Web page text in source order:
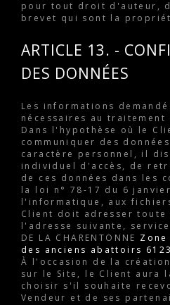
pour tout droit d'auteur,
brevet qui sont la
ARTICLE 13. -
DES DONNÉES
Les informations
nécessaires au traitement
Dans l'hypothèse où le
communiquer des
caractère personnel, il
individuel d'accès, de
de ces données dans les
la loi n° 78-17 du 6
l'informatique, aux
Client doit adresser toute
l'adresse suivante, service
DE LA CHARENTONNE
des anciens abattoirs
À l'occasion de la
sur le Site, le Client aura
choisir s'il souhaite
Vendeur et de ses